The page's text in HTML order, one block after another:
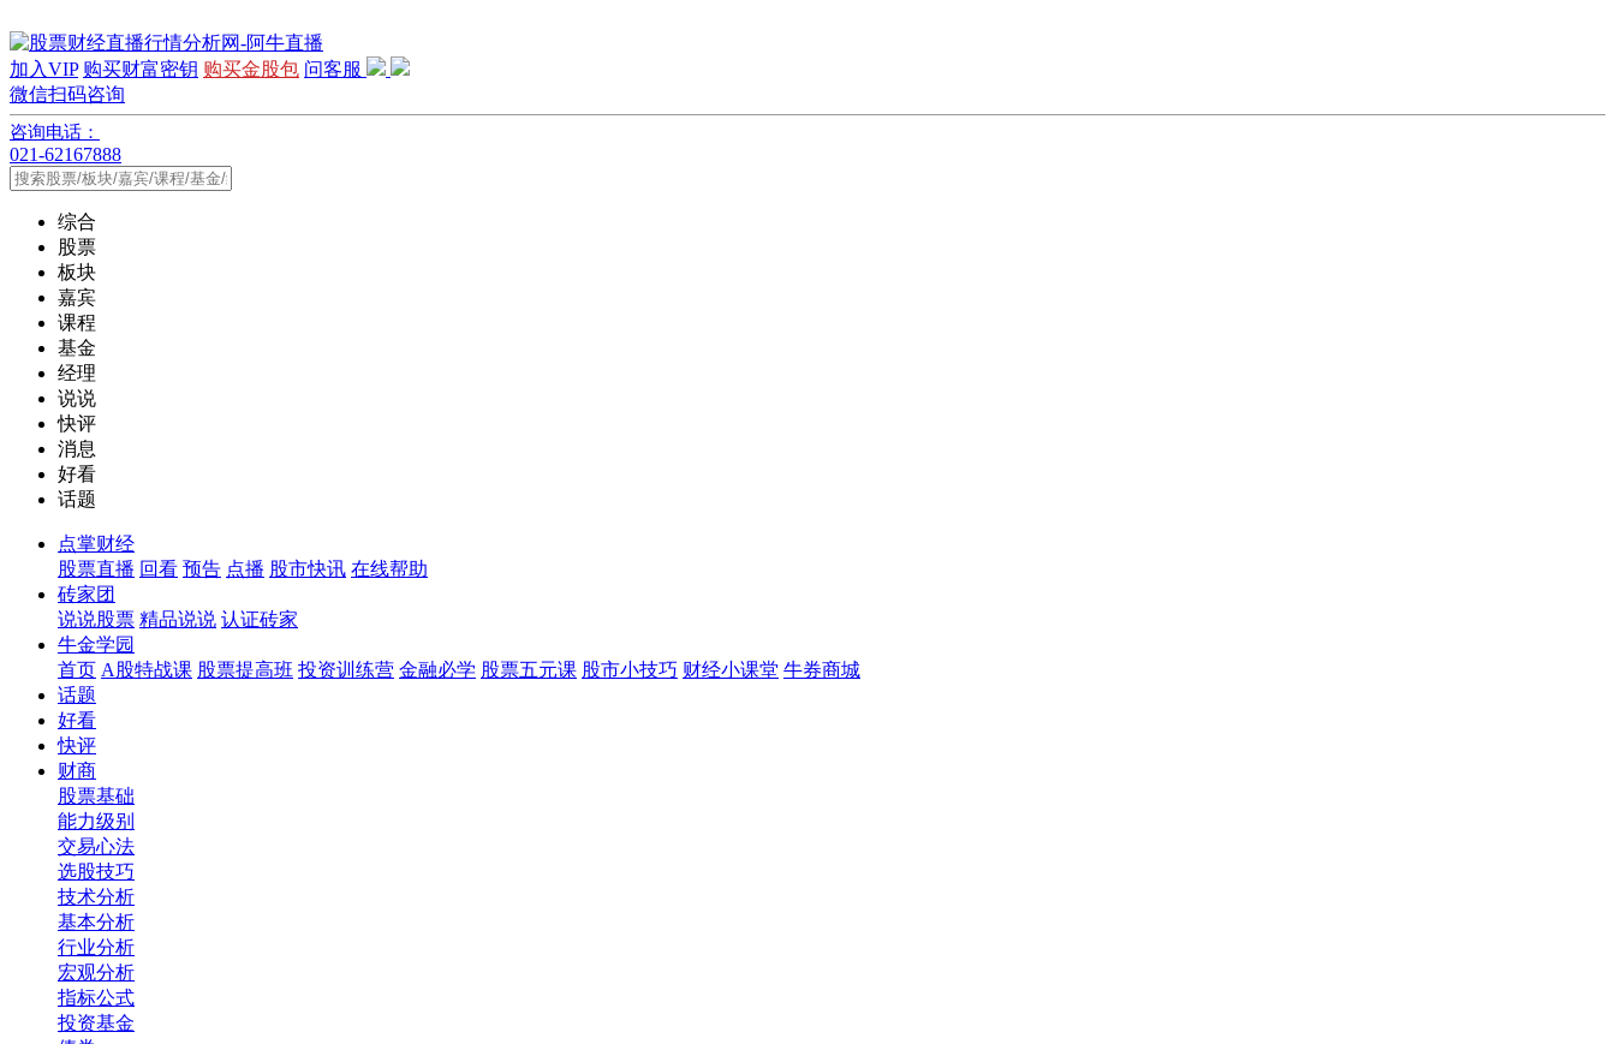
加入VIP 购买财富密钥 购买金股包 问客服
微信扫码咨询
咨询电话：
021-62167888
综合
股票
板块
嘉宾
课程
基金
经理
说说
快评
消息
好看
话题
点掌财经
股票直播 回看 预告 点播 股市快讯 在线帮助
砖家团
说说股票 精品说说 认证砖家
牛金学园
首页 A股特战课 股票提高班 投资训练营 金融必学 股票五元课 股市小技巧 财经小课堂 牛券商城
话题
好看
快评
财商
股票基础
能力级别
交易心法
选股技巧
技术分析
基本分析
行业分析
宏观分析
指标公式
投资基金